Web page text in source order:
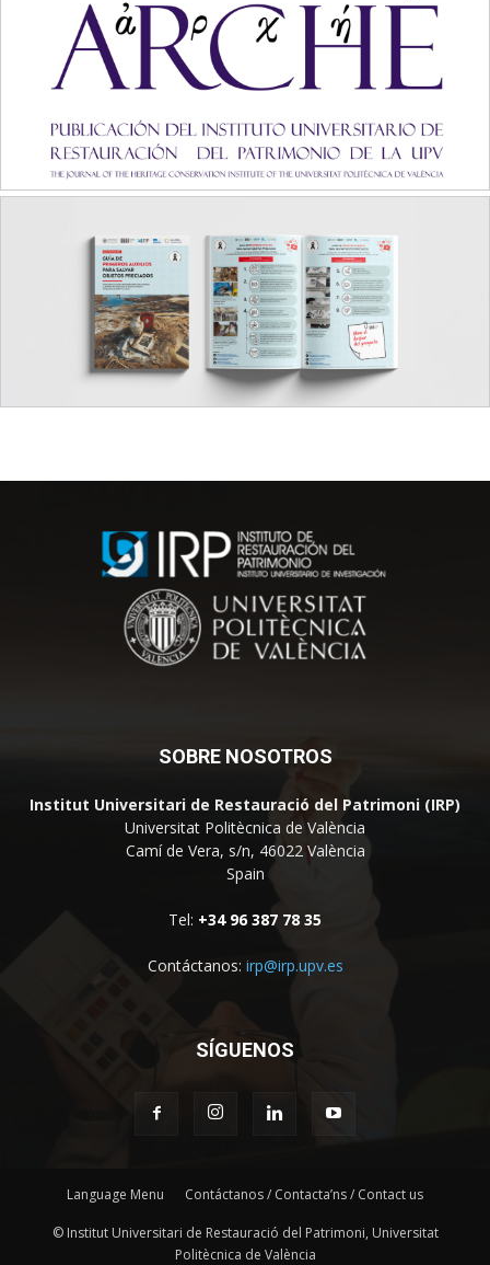
SOBRE NOSOTROS
Institut Universitari de Restauració del Patrimoni (IRP)
Universitat Politècnica de València
Camí de Vera, s/n, 46022 València
Spain
Tel: +34 96 387 78 35
Contáctanos: irp@irp.upv.es
SÍGUENOS
Language Menu Contáctanos / Contacta’ns / Contact us
© Institut Universitari de Restauració del Patrimoni, Universitat
Politècnica de València